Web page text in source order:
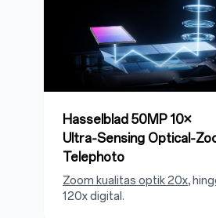
Hasselblad 50MP 10×
Ultra‑Sensing
Telephoto
Zoom kualitas optik 20x,
120x digital.